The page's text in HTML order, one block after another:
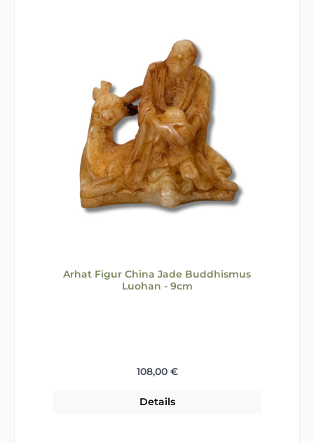
Arhat Figur China Jade Buddhismus
Luohan - 9cm
Regulärer Preis:
108,00 €
Details